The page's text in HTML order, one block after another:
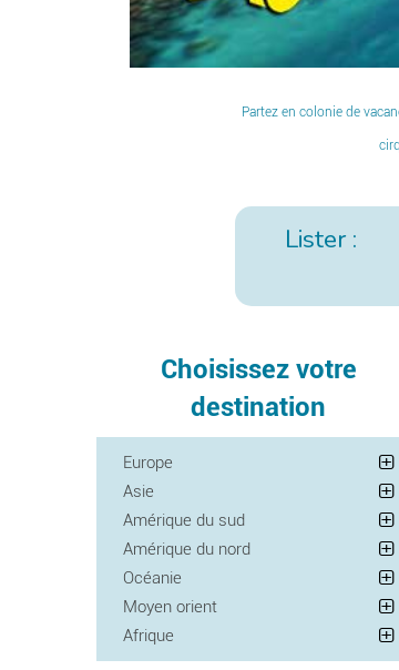
Partez en colonie de
Lister :
Choisissez votre
destination
Europe
Asie
Amérique du sud
Amérique du nord
Océanie
Moyen orient
Afrique